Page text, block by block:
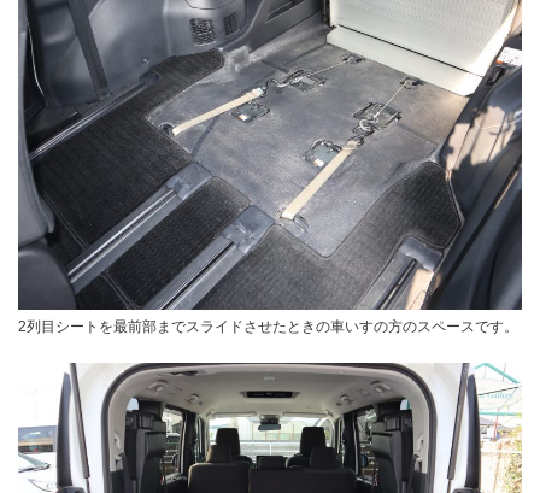
2列目シートを最前部までスライドさせたときの車いすの方のスペースです。